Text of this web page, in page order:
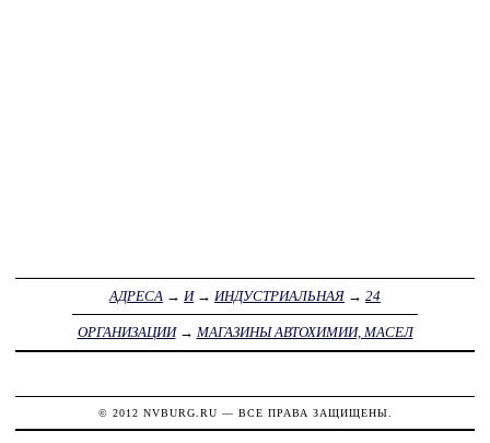
АДРЕСА → И→ ИНДУСТРИАЛЬНАЯ → 24
ОРГАНИЗАЦИИ→ МАГАЗИНЫ АВТОХИМИИ, МАСЕЛ
© 2012 NVBURG.RU — ВСЕ ПРАВА ЗАЩИЩЕНЫ.